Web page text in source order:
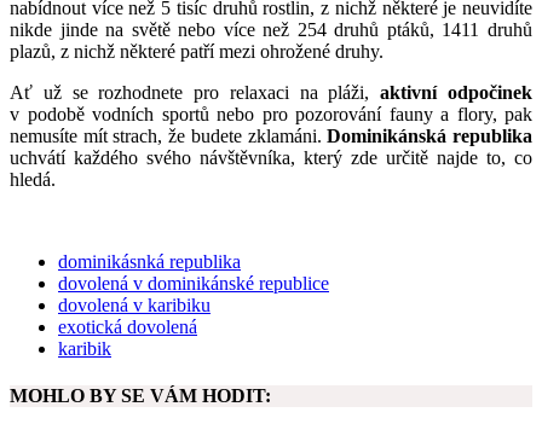
nabídnout více než 5 tisíc druhů rostlin, z nichž některé je neuvidíte
nikde jinde na světě nebo více než 254 druhů ptáků, 1411 druhů
plazů, z nichž některé patří mezi ohrožené druhy.
Ať už se rozhodnete pro relaxaci na pláži,aktivní odpočinek
v podobě vodních sportů nebo pro pozorování fauny a flory, pak
nemusíte mít strach, že budete zklamáni.Dominikánská republika
uchvátí každého svého návštěvníka, který zde určitě najde to, co
hledá.
dominikásnká republika
dovolená v dominikánské republice
dovolená v karibiku
exotická dovolená
karibik
MOHLO BY SE VÁM HODIT: